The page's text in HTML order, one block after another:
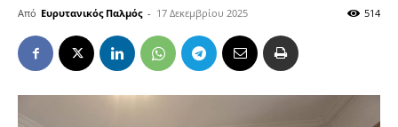
Από Ευρυτανικός Παλμός - 17 Δεκεμβρίου 2025 514